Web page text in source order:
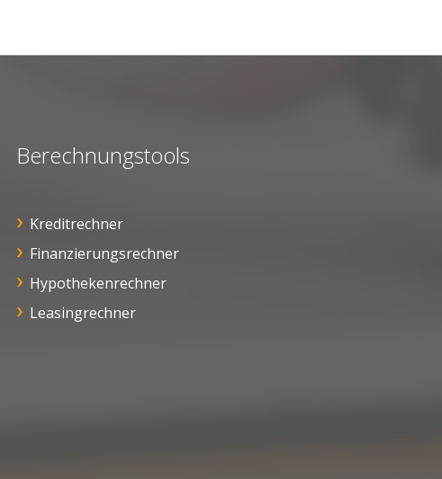
Berechnungstools
Kreditrechner
Finanzierungsrechner
Hypothekenrechner
Leasingrechner